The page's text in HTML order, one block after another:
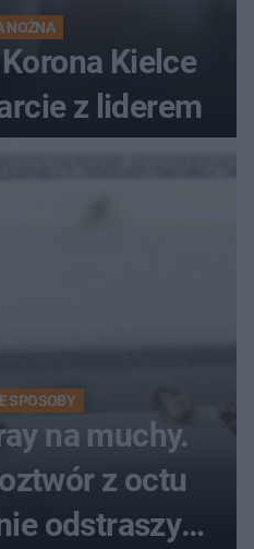
NOŻNA
Kielce
z liderem
SPOSOBY
na muchy.
z octu
odstraszy